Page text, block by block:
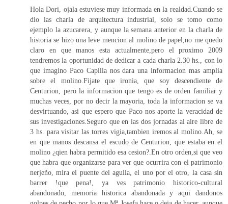
Hola Dori, ojala estuviese muy informada en la realdad.Cuando se
dio las charla de arquitectura industrial, solo se tomo como
ejemplo la azucarera, y aunque la semana anterior en la charla de
historia se hizo una leve mencion al molino de papel,no me quedo
claro en que manos esta actualmente,pero el proximo 2009
tendremos la oportunidad de dedicar a cada charla 2.30 hs., con lo
que imagino Paco Capilla nos dara una informacion mas amplia
sobre el molino.Fijate que ironia, que soy descendiente de
Centurion, pero la informacion que tengo es de orden familiar y
muchas veces, por no decir la mayoria, toda la informacion se va
desvirtuando, asi que espero que Paco nos aporte la veracidad de
sus investigaciones.Seguro que en las dos jornadas al aire libre de
3 hs. para visitar las torres vigia,tambien iremos al molino.Ah, se
en que manos descansa el escudo de Centurion, que estaba en el
molino ¿qien habra permitido esa cesion?.En otro orden,si que veo
que habra que organizarse para ver que ocurrira con el patrimonio
nerjeño, mira el puente del aguila, el uno por el otro, la casa sin
barrer !que pena!, ya ves patrimonio historico-cultural
abandonado, memoria historica abandonada y aqui dandonos